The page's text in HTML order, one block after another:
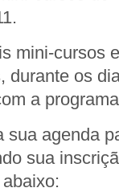
mini-cursos
durante os
a
sua agenda
sua